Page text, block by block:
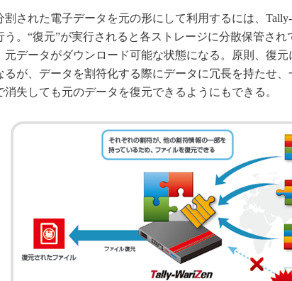
された電子データを元の形にして利用するには、
う。“復元”が実行されると各ストレージに分散保管さ
元データがダウンロード可能な状態になる。原則、復
るが、データを割符化する際にデータに冗長を持たせ
消失しても元のデータを復元できるようにもできる。